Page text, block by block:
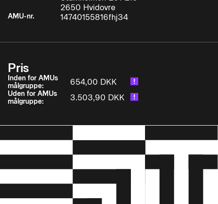
• Udvise korrekt sikkerhedsmæssig adfærd i
henhold til gældende sikkerheds
• og arbejdsmiljøbestemmelser
• Give førstehjælp og kan hjælpe ved almindelige
forekommende ulykker, brand og ved pludselige
sygdomme.
2650 Hvidovre
AMU-nr. 14740155816fhj34
Pris
Inden for AMUs
målgruppe:
654,00 DKK
Uden for AMUs
målgruppe:
3.503,90 DKK